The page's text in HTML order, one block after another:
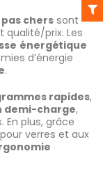
chers sont
qualité/prix. Les
énergétique
d’énergie
.
rapides,
demi-charge,
En plus, grâce
verres et aux